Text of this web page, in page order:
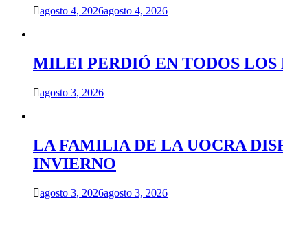
agosto 4, 2026agosto 4, 2026
MILEI PERDIÓ EN TODOS
agosto 3, 2026
LA FAMILIA DE LA UOCRA
INVIERNO
agosto 3, 2026agosto 3, 2026